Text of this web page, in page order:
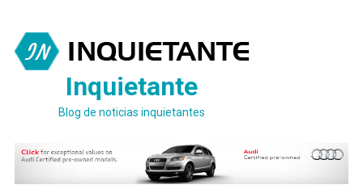
contenido
Inquietante
Blog de noticias inquietantes